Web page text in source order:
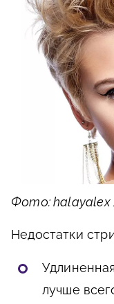
Фото: halayalex
Недостатки
лучше